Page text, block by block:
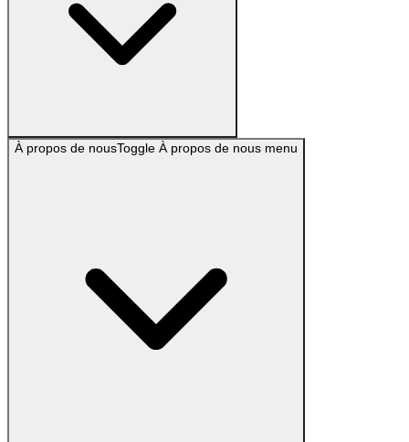
À propos de nousToggle À propos de nous menu